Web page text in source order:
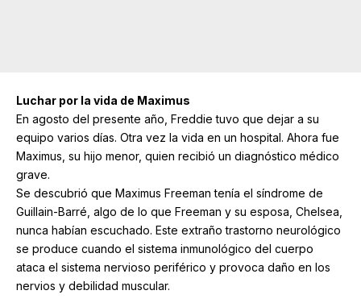
Luchar por la vida de Maximus
En agosto del presente año, Freddie tuvo que dejar a su
equipo varios días. Otra vez la vida en un hospital. Ahora fue
Maximus, su hijo menor, quien recibió un diagnóstico médico
grave.
Se descubrió que Maximus Freeman tenía el síndrome de
Guillain-Barré, algo de lo que Freeman y su esposa, Chelsea,
nunca habían escuchado. Este extraño trastorno neurológico
se produce cuando el sistema inmunológico del cuerpo
ataca el sistema nervioso periférico y provoca daño en los
nervios y debilidad muscular.